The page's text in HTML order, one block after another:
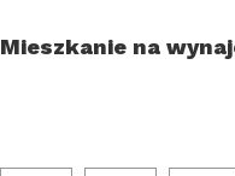
Mieszkanie na